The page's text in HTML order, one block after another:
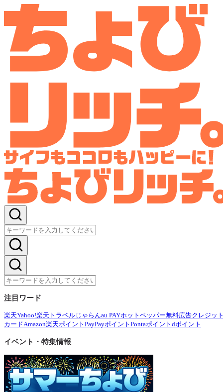
注目ワード
楽天Yahoo!楽天トラベル じゃらんau PAYホットペッパー無料広告クレジッ
カードAmazon楽天ポイント PayPayポイント Pontaポイント dポイント
イベント・特集情報